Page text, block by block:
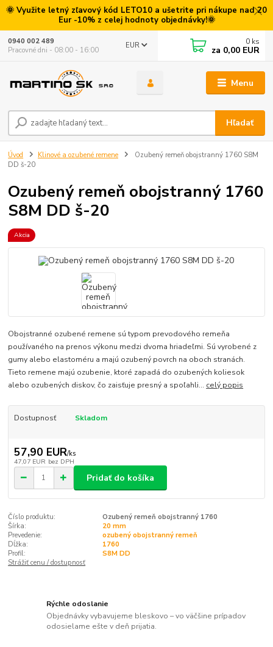
🌞 Využite letný zľavový kód LETO10 a ušetrite pri nákupe nad 20
Eur -10% z celej hodnoty objednávky!🌞
Menu
EUR
Hľadať
0940 002 489
Pracovné dni - 08:00 - 16:00
0 ks
za 0,00 EUR
Úvod Klinové a ozubené remene
Ozubený remeň obojstranný 1760 S8M
DD š-20
Ozubený remeň obojstranný 1760
S8M DD š-20
Akcia
Obojstranné ozubené remene sú typom prevodového remeňa
používaného na prenos výkonu medzi dvoma hriadeľmi. Sú vyrobené z
gumy alebo elastoméru a majú ozubený povrch na oboch stranách.
Tieto remene majú ozubenie, ktoré zapadá do ozubených koliesok
alebo ozubených diskov, čo zaisťuje presný a spoľahli... celý popis
Dostupnosť Skladom
57,90 EUR/ks
47,07 EUR bez DPH
Pridať do košíka
Číslo produktu:
Ozubený remeň obojstranný 1760
Šírka:
20 mm
Prevedenie:
ozubený obojstranný remeň
Dĺžka:
1760
Profil:
S8M DD
Strážiť cenu / dostupnosť
Rýchle odoslanie
Objednávky vybavujeme bleskovo – vo väčšine prípadov
odosielame ešte v deň prijatia.